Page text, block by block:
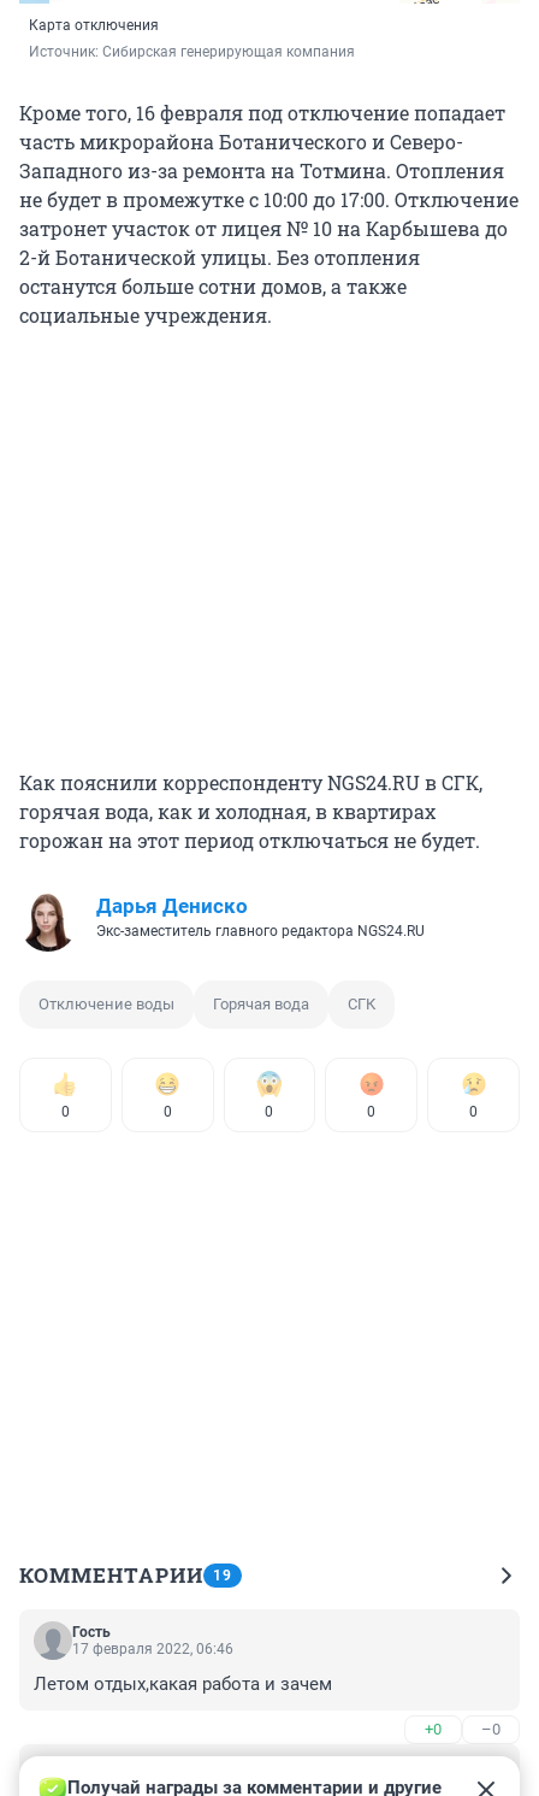
Карта отключения
Источник: Сибирская генерирующая компания
Кроме того, 16 февраля под отключение попадает
часть микрорайона Ботанического и Северо-
Западного из-за ремонта на Тотмина. Отопления
не будет в промежутке с 10:00 до 17:00. Отключение
затронет участок от лицея № 10 на Карбышева до
2-й Ботанической улицы. Без отопления
останутся больше сотни домов, а также
социальные учреждения.
Как пояснили корреспонденту NGS24.RU в СГК,
горячая вода, как и холодная, в квартирах
горожан на этот период отключаться не будет.
Дарья Дениско
Экс-заместитель главного редактора NGS24.RU
Отключение воды Горячая вода СГК
0 0 0 0 0
КОММЕНТАРИИ 19
Гость
17 февраля 2022, 06:46
Летом отдых,какая работа и зачем
+0 –0
16 февраля 2022, 19:45
Получай награды за комментарии и другие